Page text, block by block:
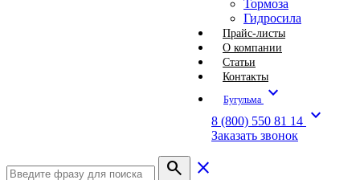
Тормоза
Гидросила
Прайс-листы
О компании
Статьи
Контакты
Бугульма expand_more
8 (800) 550 81 14 expand_more
Заказать звонок
search
close